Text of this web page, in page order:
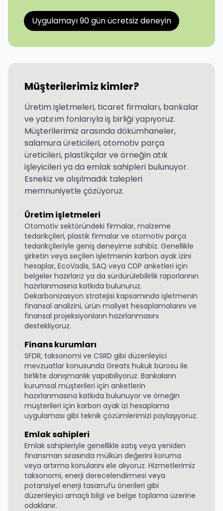
Uygulamayı 90 gün ücretsiz deneyin
Müşterilerimiz kimler?
Üretim işletmeleri, ticaret firmaları, bankalar
ve yatırım fonlarıyla iş birliği yapıyoruz.
Müşterilerimiz arasında dökümhaneler,
salamura üreticileri, otomotiv parça
üreticileri, plastikçılar ve örneğin atık
işleyicileri ya da emlak sahipleri bulunuyor.
Esnekiz ve alışılmadık talepleri
memnuniyetle çözüyoruz.
Üretim işletmeleri
Otomotiv sektöründeki firmalar, malzeme
tedarikçileri, plastik firmalar ve otomotiv parça
tedarikçileriyle geniş deneyime sahibiz. Genellikle
şirketin veya seçilen işletmenin karbon ayak izini
hesaplar, EcoVadis, SAQ veya CDP anketleri için
belgeler hazırlarız ya da sürdürülebilirlik raporlarının
hazırlanmasına katkıda bulunuruz.
Dekarbonizasyon stratejisi kapsamında işletmenin
finansal analizini, ürün maliyet hesaplamalarını ve
finansal projeksiyonların hazırlanmasını
destekliyoruz.
Finans kurumları
SFDR, taksonomi ve CSRD gibi düzenleyici
mevzuatlar konusunda Greats hukuk bürosu ile
birlikte danışmanlık yapabiliyoruz. Bankaların
kurumsal müşterileri için anketlerin
hazırlanmasına katkıda bulunuyor ve örneğin
müşterileri için karbon ayak izi hesaplama
uygulaması gibi teknik çözümlerimizi paylaşıyoruz.
Emlak sahipleri
Emlak sahipleriyle genellikle satış veya yeniden
finansman sırasında mülkün değerini koruma
veya artırma konularını ele alıyoruz. Hizmetlerimiz
taksonomi, enerji derecelendirmesi veya
potansiyel enerji tasarrufu önerileri gibi
düzenleyici amaçlı bilgi ve belge toplama üzerine
odaklanır.